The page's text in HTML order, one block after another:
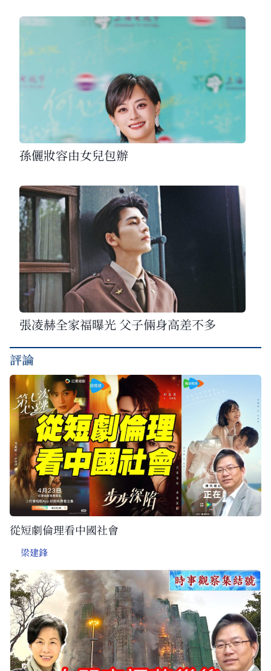
孫儷妝容由女兒包辦
張凌赫全家福曝光 父子倆身高差不多
評論
從短劇倫理看中國社會
梁建鋒